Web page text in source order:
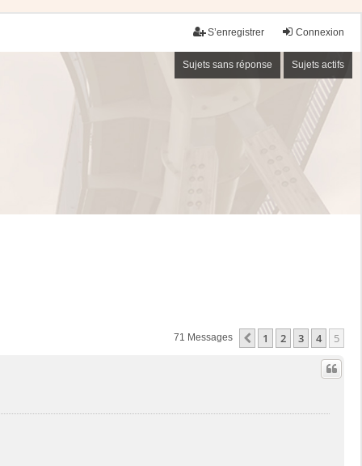
Connexion
S’enregistrer
Sujets sans réponse Sujets actifs
71 Messages Précédente
1 2 3 4 5